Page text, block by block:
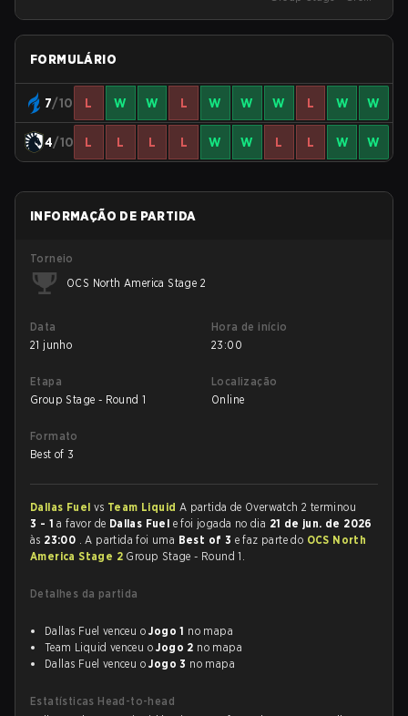
FORMULÁRIO
7/10 L W W L W W W L W W
4/10 L L L L W W L L W W
INFORMAÇÃO DE PARTIDA
Torneio
OCS North America Stage 2
Data
21 junho
Hora de início
23:00
Etapa
Group Stage - Round 1
Localização
Online
Formato
Best of 3
Dallas Fuel vs Team Liquid A partida de Overwatch 2 terminou
3 - 1 a favor de Dallas Fuel e foi jogada no dia 21 de jun. de 2026
às 23:00 . A partida foi uma Best of 3 e faz parte do OCS North
America Stage 2 Group Stage - Round 1.
Detalhes da partida
Dallas Fuel venceu oJogo 1 no mapa
Team Liquid venceu oJogo 2 no mapa
Dallas Fuel venceu oJogo 3 no mapa
Estatísticas Head-to-head